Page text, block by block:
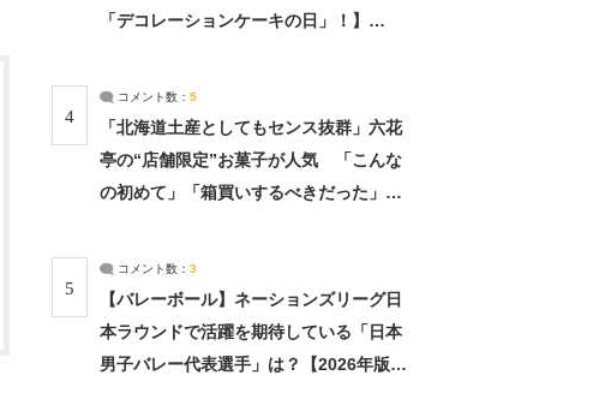
「デコレーションケーキの日」！】
4
コメント数： 5
「北海道土産としてもセンス抜群」六花
亭の“店舗限定”お菓子が人気 「こんな
の初めて」「箱買いするべきだった」
5
コメント数： 3
【バレーボール】ネーションズリーグ日
本ラウンドで活躍を期待している「日本
男子バレー代表選手」は？【2026年版・